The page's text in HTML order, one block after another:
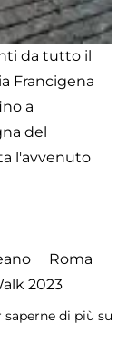
da tutto il
Francigena
a
del
l'avvenuto
Roma
2023
saperne di più su